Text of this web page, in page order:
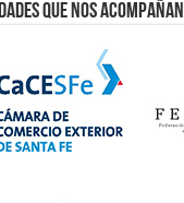
que nos acompañan